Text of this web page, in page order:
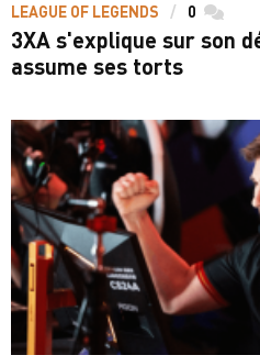
LEAGUE OF LEGENDS 0
3XA s'explique sur son
assume ses torts